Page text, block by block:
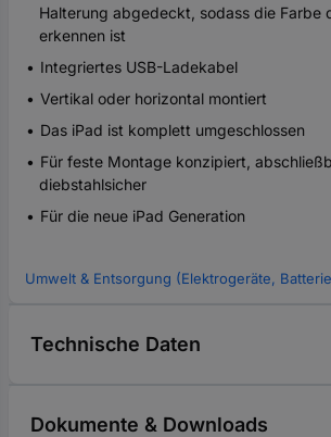
Halterung abgedeckt, sodass die Farbe
erkennen ist
Integriertes USB-Ladekabel
Vertikal oder horizontal montiert
Das iPad ist komplett umgeschlossen
Für feste Montage konzipiert,
diebstahlsicher
Für die neue iPad Generation
Umwelt & Entsorgung (Elektrogeräte,
Technische Daten
Dokumente & Downloads